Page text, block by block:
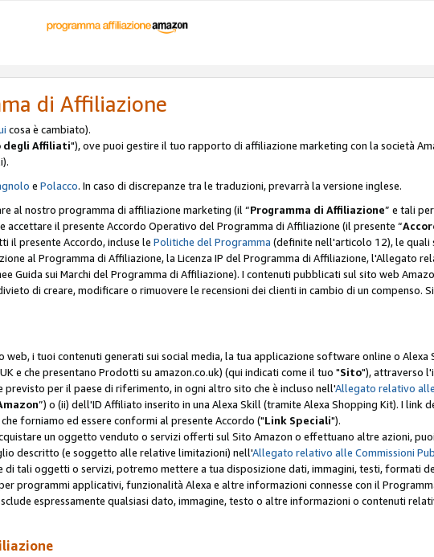
di Affiliazione
cosa è cambiato).
degli Affiliati"), ove puoi gestire il tuo rapporto di affiliazione marketing con la società
e Polacco. In caso di discrepanze tra le traduzioni, prevarrà la versione inglese.
al nostro programma di affiliazione marketing (il “Programma di Affiliazione” e tali
accettare il presente Accordo Operativo del Programma di Affiliazione (il presente “
il presente Accordo, incluse le Politiche del Programma (definite nell'articolo 12), le quali
al Programma di Affiliazione, la Licenza IP del Programma di Affiliazione, l'Allegato
Guida sui Marchi del Programma di Affiliazione). I contenuti pubblicati sul sito web
di creare, modificare o rimuovere le recensioni dei clienti in cambio di un compenso.
i tuoi contenuti generati sui social media, la tua applicazione software online o
e che presentano Prodotti su amazon.co.uk) (qui indicati come il tuo "Sito"), attraverso
previsto per il paese di riferimento, in ogni altro sito che è incluso nell'Allegato relativo
”) o (ii) dell'ID Affiliato inserito in una Alexa Skill (tramite Alexa Shopping Kit). I link
forniamo ed essere conformi al presente Accordo ("Link Speciali").
un oggetto venduto o servizi offerti sul Sito Amazon o effettuano altre azioni,
descritto (e soggetto alle relative limitazioni) nell'Allegato relativo alle Commissioni
di tali oggetti o servizi, potremo mettere a tua disposizione dati, immagini, testi, formati
programmi applicativi, funzionalità Alexa e altre informazioni connesse con il
espressamente qualsiasi dato, immagine, testo o altre informazioni o contenuti